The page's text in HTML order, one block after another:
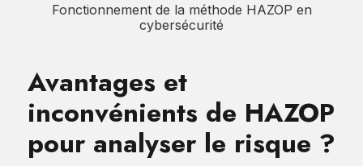
Fonctionnement de la méthode HAZOP en
cybersécurité
Avantages et
inconvénients de HAZOP
pour analyser le risque ?